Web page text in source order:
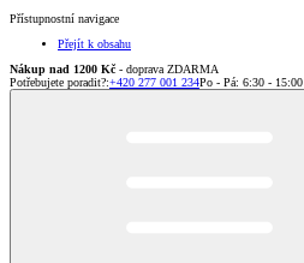
Přístupnostní navigace
Přejít k obsahu
Nákup nad 1200 Kč - doprava ZDARMA
Potřebujete poradit?:+420 277 001 234Po - Pá: 6:30 - 15:00